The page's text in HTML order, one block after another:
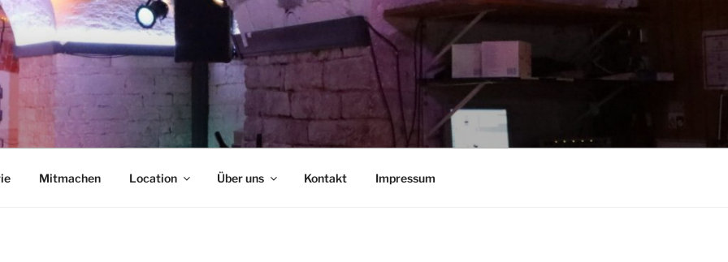
Mitmachen Location Über uns Kontakt Impressum